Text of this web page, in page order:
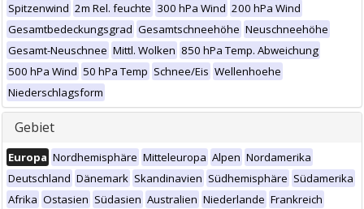
Spitzenwind 2m Rel. feuchte 300 hPa Wind 200 hPa Wind
Gesamtbedeckungsgrad Gesamtschneehöhe Neuschneehöhe
Gesamt-Neuschnee Mittl. Wolken 850 hPa Temp. Abweichung
500 hPa Wind 50 hPa Temp Schnee/Eis Wellenhoehe
Niederschlagsform
Gebiet
Europa Nordhemisphäre Mitteleuropa Alpen Nordamerika
Deutschland Dänemark Skandinavien Südhemisphäre Südamerika
Afrika Ostasien Südasien Australien Niederlande Frankreich